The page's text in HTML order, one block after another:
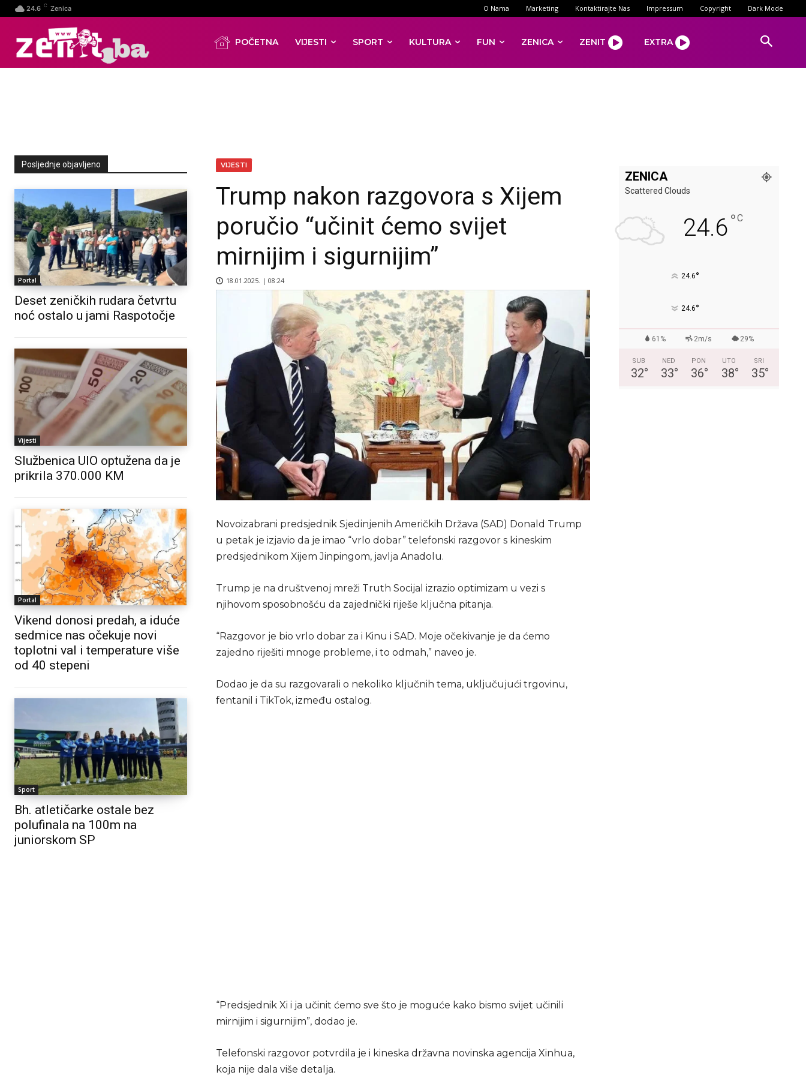
24.6 C Zenica O Nama Marketing Kontaktirajte Nas Impressum Copyright Dark Mode
POČETNA VIJESTI SPORT KULTURA FUN ZENICA ZENIT EXTRA
Posljednje objavljeno
Portal
Deset zeničkih rudara četvrtu
noć ostalo u jami Raspotočje
Vijesti
Službenica UIO optužena da je
prikrila 370.000 KM
Portal
Vikend donosi predah, a iduće
sedmice nas očekuje novi
toplotni val i temperature više
od 40 stepeni
Sport
Bh. atletičarke ostale bez
polufinala na 100m na
juniorskom SP
VIJESTI
Trump nakon razgovora s Xijem
poručio “učinit ćemo svijet
mirnijim i sigurnijim”
18.01.2025. | 08:24
Novoizabrani predsjednik Sjedinjenih Američkih Država (SAD) Donald Trump
u petak je izjavio da je imao “vrlo dobar” telefonski razgovor s kineskim
predsjednikom Xijem Jinpingom, javlja Anadolu.
Trump je na društvenoj mreži Truth Socijal izrazio optimizam u vezi s
njihovom sposobnošću da zajednički riješe ključna pitanja.
“Razgovor je bio vrlo dobar za i Kinu i SAD. Moje očekivanje je da ćemo
zajedno riješiti mnoge probleme, i to odmah,” naveo je.
Dodao je da su razgovarali o nekoliko ključnih tema, uključujući trgovinu,
fentanil i TikTok, između ostalog.
“Predsjednik Xi i ja učinit ćemo sve što je moguće kako bismo svijet učinili
mirnijim i sigurnijim”, dodao je.
Telefonski razgovor potvrdila je i kineska državna novinska agencija Xinhua,
koja nije dala više detalja.
ZENICA
Scattered Clouds
24.6°C
24.6°
24.6°
61% 2m/s 29%
SUB
32°
NED
33°
PON
36°
UTO
38°
SRI
35°